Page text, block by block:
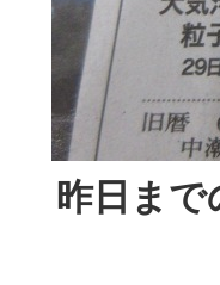
昨日まで